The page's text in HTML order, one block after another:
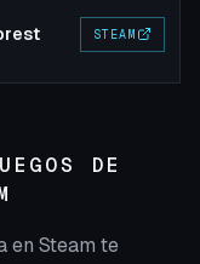
STEAM
DE
en Steam te